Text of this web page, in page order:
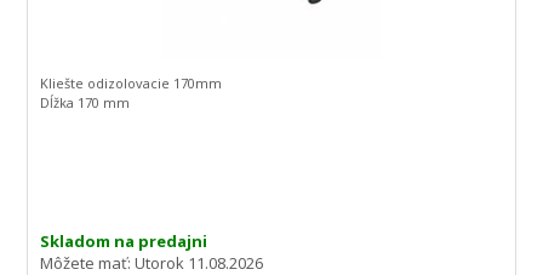
Skladom na predajni
Môžete mať:Utorok 11.08.2026
Kliešte odizolovacie 170mm
Dĺžka 170 mm